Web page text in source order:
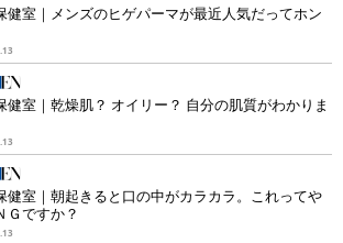
健室｜メンズのヒゲパーマが最近人気だってホン
健室｜乾燥肌？ オイリー？ 自分の肌質がわかりま
健室｜朝起きると口の中がカラカラ。これってや
Ｇですか？